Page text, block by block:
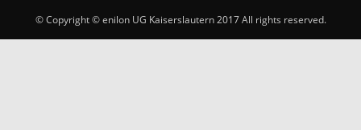
© Copyright © enilon UG Kaiserslautern 2017 All rights reserved.